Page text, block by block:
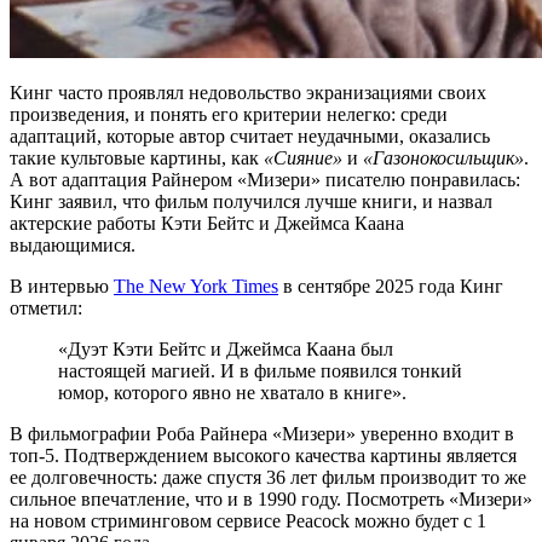
Кинг часто проявлял недовольство экранизациями своих
произведения, и понять его критерии нелегко: среди
адаптаций, которые автор считает неудачными, оказались
такие культовые картины, как «Сияние» и «Газонокосильщик».
А вот адаптация Райнером «Мизери» писателю понравилась:
Кинг заявил, что фильм получился лучше книги, и назвал
актерские работы Кэти Бейтс и Джеймса Каана
выдающимися.
В интервью The New York Times в сентябре 2025 года Кинг
отметил:
«Дуэт Кэти Бейтс и Джеймса Каана был
настоящей магией. И в фильме появился тонкий
юмор, которого явно не хватало в книге».
В фильмографии Роба Райнера «Мизери» уверенно входит в
топ-5. Подтверждением высокого качества картины является
ее долговечность: даже спустя 36 лет фильм производит то же
сильное впечатление, что и в 1990 году. Посмотреть «Мизери»
на новом стриминговом сервисе Peacock можно будет с 1